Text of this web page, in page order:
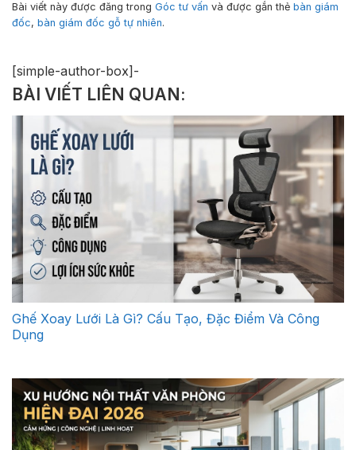
Bài viết này được đăng trong Góc tư vấn và được gắn thẻ bàn giám
đốc, bàn giám đốc gỗ tự nhiên.
[simple-author-box]-
BÀI VIẾT LIÊN QUAN:
Ghế Xoay Lưới Là Gì? Cấu Tạo, Đặc Điểm Và Công
Dụng